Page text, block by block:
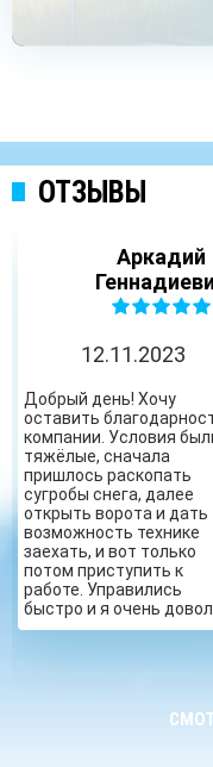
ОТЗЫВЫ
Аркадий
12.11.2023
Добрый день! Хочу
оставить
компании. Условия
тяжёлые, сначала
пришлось раскопать
сугробы снега, далее
открыть ворота и дать
возможность технике
заехать, и вот только
потом приступить к
работе. Управились
быстро и я очень